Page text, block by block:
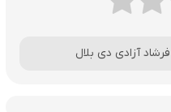
آزادی دی بلال